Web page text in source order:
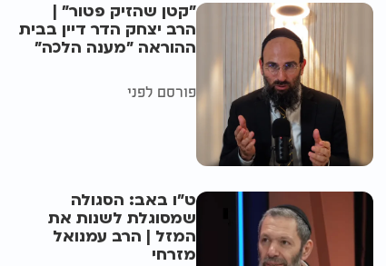
"קטן שהזיק פטור" |
הרב יצחק הדר דיין בבית
ההוראה "מענה הלכה"
פורסם לפני
ט"ו באב: הסגולה
שמסוגלת לשנות את
המזל | הרב עמנואל
מזרחי